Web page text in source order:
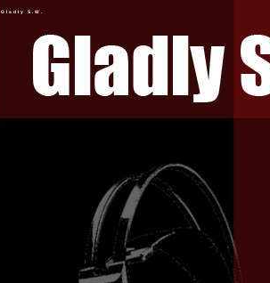
Gladly S.W.